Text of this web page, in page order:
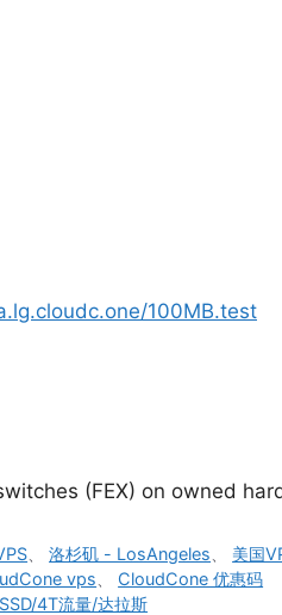
100MB.test
(FEX) on owned
、洛杉矶 - LosAngeles
美国
vps
CloudCone 优惠码
4T流量/达拉斯